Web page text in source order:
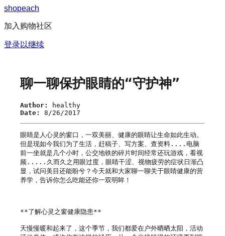
shopeach
加入购物社区
登录以继续
聊一聊保护眼睛的“守护神”
Author:
healthy
Date:
8/26/2017
眼睛是人心灵的窗口，一双美丽、健康的眼睛让生命如此生动。
但是现如今我们为了生活，赶稿子、写方案、查资料....电脑
前一坐就是几个小时，公交地铁的碎片时间经常还玩游戏，看视
频.....久而久之用眼过度，眼睛干涩、视物疲劳的症状日渐凸
显，试问美目还能盼兮？今天就和大家聊一聊关于眼睛健康的营
养学，告诉你怎么吃能还你一双明眸！
**了解心灵之窗健康隐患**
天慢慢暖和起来了，这个季节，我们都爱在户外晒晒太阳，活动